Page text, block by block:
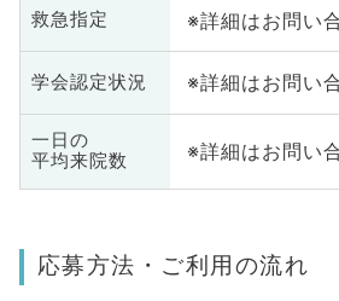
救急指定 ※詳細はお問い
学会認定状況 ※詳細はお問い
一日の
平均来院数
※詳細はお問い
応募方法・ご利用の流れ